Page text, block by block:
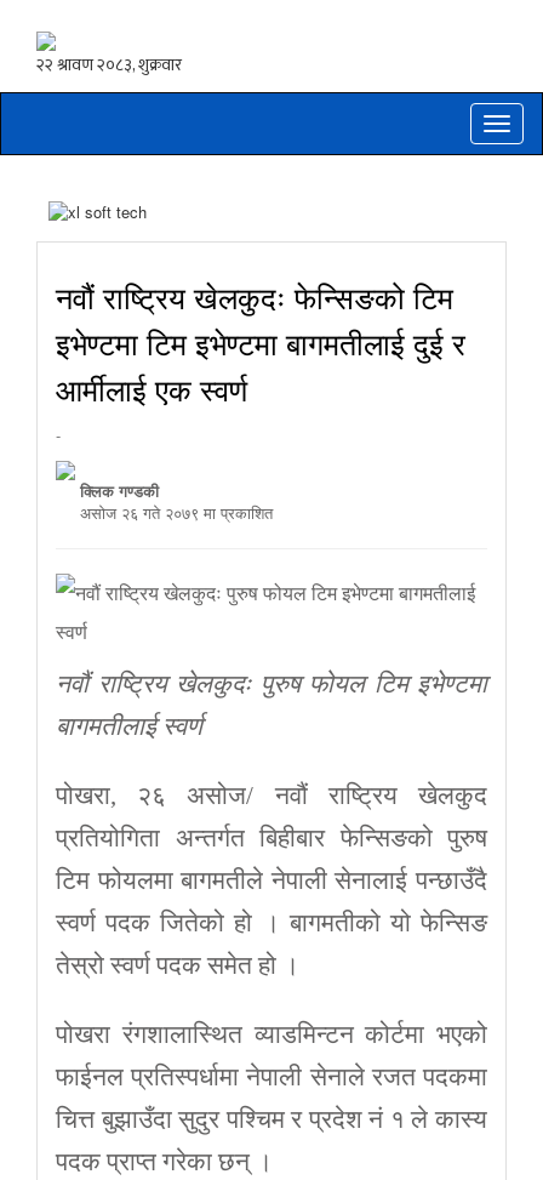
Toggle
नवौं राष्ट्रिय खेलकुदः फेन्सिङको टिम
इभेण्टमा टिम इभेण्टमा बागमतीलाई दुई र
आर्मीलाई एक स्वर्ण
-
क्लिक गण्डकी
असाेज २६ गते २०७९ मा प्रकाशित
नवौं राष्ट्रिय खेलकुदः पुरुष फोयल टिम इभेण्टमा
बागमतीलाई स्वर्ण
पोखरा, २६ असोज/ नवौं राष्ट्रिय खेलकुद
प्रतियोगिता अन्तर्गत बिहीबार फेन्सिङको पुरुष
टिम फोयलमा बागमतीले नेपाली सेनालाई पन्छाउँदै
स्वर्ण पदक जितेको हो । बागमतीको यो फेन्सिङ
तेस्रो स्वर्ण पदक समेत हो ।
पोखरा रंगशालास्थित व्याडमिन्टन कोर्टमा भएको
फाईनल प्रतिस्पर्धामा नेपाली सेनाले रजत पदकमा
चित्त बुझाउँदा सुदुर पश्चिम र प्रदेश नं १ ले कास्य
पदक प्राप्त गरेका छन् ।